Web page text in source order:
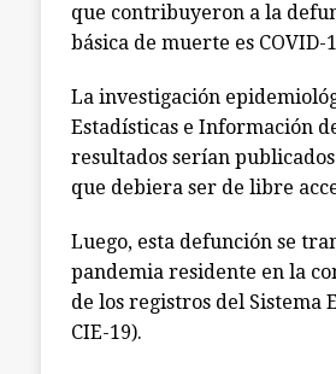
que contribuyeron a la
básica de muerte es COVID-
La investigación
Estadísticas e Información
resultados serían
que debiera ser de libre
Luego, esta defunción se
pandemia residente en la
de los registros del Sistema
CIE-19).